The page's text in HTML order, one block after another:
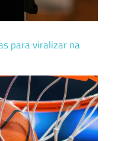
para viralizar na